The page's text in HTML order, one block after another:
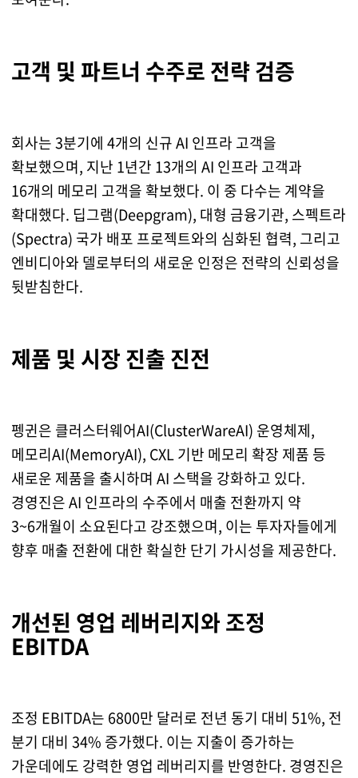
고객 및 파트너 수주로 전략 검증
회사는 3분기에 4개의 신규 AI 인프라 고객을
확보했으며, 지난 1년간 13개의 AI 인프라 고객과
16개의 메모리 고객을 확보했다. 이 중 다수는 계약을
확대했다. 딥그램(Deepgram), 대형 금융기관, 스펙트라
(Spectra) 국가 배포 프로젝트와의 심화된 협력, 그리고
엔비디아와 델로부터의 새로운 인정은 전략의 신뢰성을
뒷받침한다.
제품 및 시장 진출 진전
펭귄은 클러스터웨어AI(ClusterWareAI) 운영체제,
메모리AI(MemoryAI), CXL 기반 메모리 확장 제품 등
새로운 제품을 출시하며 AI 스택을 강화하고 있다.
경영진은 AI 인프라의 수주에서 매출 전환까지 약
3~6개월이 소요된다고 강조했으며, 이는 투자자들에게
향후 매출 전환에 대한 확실한 단기 가시성을 제공한다.
개선된 영업 레버리지와 조정
EBITDA
조정 EBITDA는 6800만 달러로 전년 동기 대비 51%, 전
분기 대비 34% 증가했다. 이는 지출이 증가하는
가운데에도 강력한 영업 레버리지를 반영한다. 경영진은